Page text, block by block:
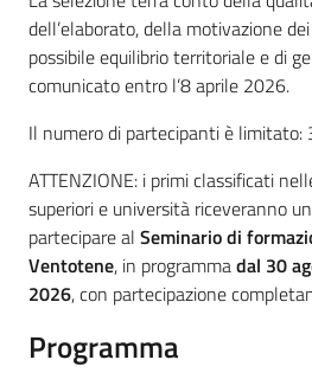
dell’elaborato, della motivazione
possibile equilibrio territoriale e di
comunicato entro l’8 aprile 2026.
Il numero di partecipanti è limitato:
ATTENZIONE: i primi classificati
superiori e università riceveranno
partecipare al Seminario di
Ventotene, in programmadal 30
2026, con partecipazione
Programma